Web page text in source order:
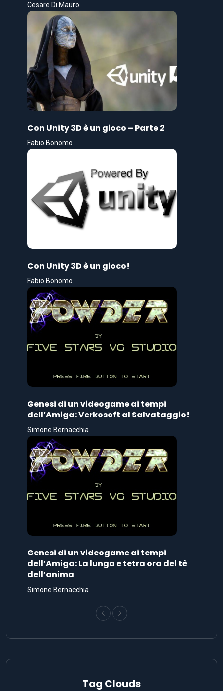
Cesare Di Mauro
Con Unity 3D è un gioco – Parte 2
Fabio Bonomo
Con Unity 3D è un gioco!
Fabio Bonomo
Genesi di un videogame ai tempi
dell’Amiga: Verkosoft al Salvataggio!
Simone Bernacchia
Genesi di un videogame ai tempi
dell’Amiga: La lunga e tetra ora del tè
dell’anima
Simone Bernacchia
Tag Clouds